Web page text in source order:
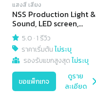
แสงสี เสียง
NSS Production Light &
Sound, LED screen,
Video recording -
editing all video
formats, live streaming.
5.0 ·1 รีวิว
ราคาเริ่มต้นไม่ระบุ
รองรับแขกสูงสุดไม่ระบุ
ขอแพ็กเกจ
ดูราย
ละเอียด